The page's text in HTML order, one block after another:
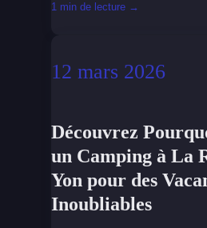
1 min de lecture →
12 mars 2026
Découvrez
un Camping à La
Yon pour des
Inoubliables